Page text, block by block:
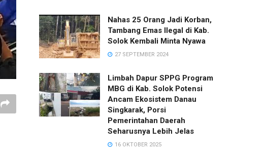
Nahas 25 Orang Jadi Korban,
Tambang Emas Ilegal di Kab.
Solok Kembali Minta Nyawa
27 SEPTEMBER 2024
Limbah Dapur SPPG Program
MBG di Kab. Solok Potensi
Ancam Ekosistem Danau
Singkarak, Porsi
Pemerintahan Daerah
Seharusnya Lebih Jelas
16 OKTOBER 2025